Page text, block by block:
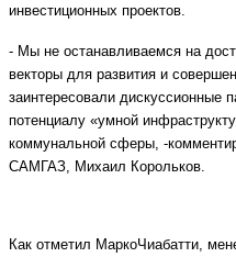
инвестиционных проектов.
- Мы не останавливаемся на
векторы для развития и
заинтересовали дискуссионные
потенциалу «умной
коммунальной сферы, -
САМГАЗ, Михаил Корольков.
Как отметил МаркоЧиабатти,